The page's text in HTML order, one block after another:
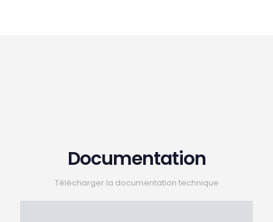
Documentation
Télécharger la documentation technique